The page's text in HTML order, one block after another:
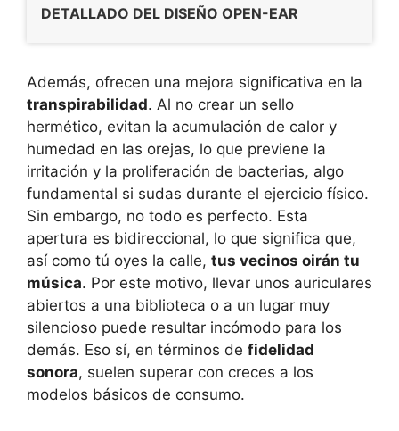
DETALLADO DEL DISEÑO OPEN-EAR
Además, ofrecen una mejora significativa en la
transpirabilidad. Al no crear un sello
hermético, evitan la acumulación de calor y
humedad en las orejas, lo que previene la
irritación y la proliferación de bacterias, algo
fundamental si sudas durante el ejercicio físico.
Sin embargo, no todo es perfecto. Esta
apertura es bidireccional, lo que significa que,
así como tú oyes la calle, tus vecinos oirán tu
música. Por este motivo, llevar unos auriculares
abiertos a una biblioteca o a un lugar muy
silencioso puede resultar incómodo para los
demás. Eso sí, en términos de fidelidad
sonora, suelen superar con creces a los
modelos básicos de consumo.